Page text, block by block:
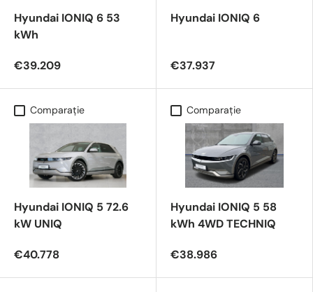
Hyundai IONIQ 6 53
kWh
€39.209
Hyundai IONIQ 6
€37.937
Comparaţie
Hyundai IONIQ 5 72.6
kW UNIQ
€40.778
Comparaţie
Hyundai IONIQ 5 58
kWh 4WD TECHNIQ
€38.986